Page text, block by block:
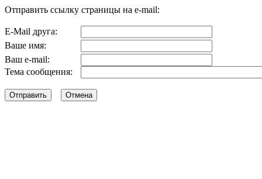
Отправить ссылку страницы на e-mail:
E-Mail друга:
Ваше имя:
Ваш e-mail:
Тема сообщения: